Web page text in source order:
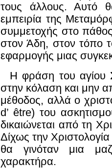
τους άλλους. Αυτό
εμπειρία της
συμμετοχής στο
στον Άδη, στον τόπο
εφαρμογής μιας
Η φράση του αγίου
στην κόλαση και μην
μέθοδος, αλλά ο
d’ être) του
δικαιώνεται από τη
Δίχως την
θα γινόταν μια
χαρακτήρα.